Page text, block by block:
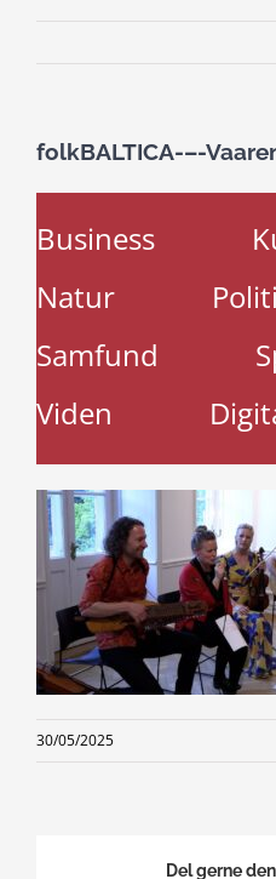
folkBALTICA-–-
Business
Natur
Samfund
Viden
30/05/2025
Del gerne